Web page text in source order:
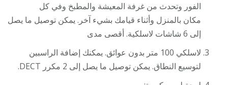
الفور وتحدث من غرفة المعيشة والمطبخ وفي كل
مكان بالمنزل وأثناء قيامك بشيء آخر. يمكن توصيل ما يصل
إلى 6 شاشات لاسلكية. أقصى مدى
لاسلكي 100 متر بدون عوائق. يمكنك إضافة الراسبين
لتوسيع النطاق. يمكن توصيل ما يصل إلى 2 مكرر DECT.